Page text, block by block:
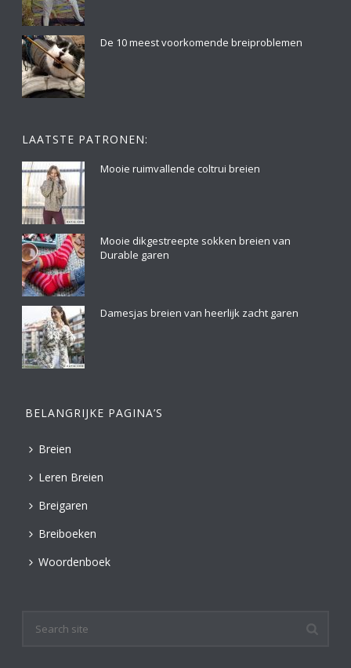
De 10 meest voorkomende breiproblemen
LAATSTE PATRONEN:
Mooie ruimvallende coltrui breien
Mooie dikgestreepte sokken breien van
Durable garen
Damesjas breien van heerlijk zacht garen
BELANGRIJKE PAGINA’S
Breien
Leren Breien
Breigaren
Breiboeken
Woordenboek